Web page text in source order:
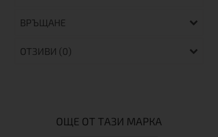
ВРЪЩАНЕ
ОТЗИВИ (0)
ОЩЕ ОТ ТАЗИ МАРКА